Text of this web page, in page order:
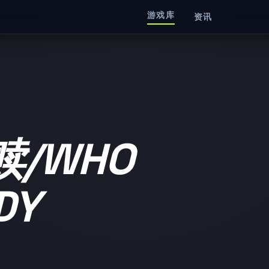
游戏库 资讯
/WHO